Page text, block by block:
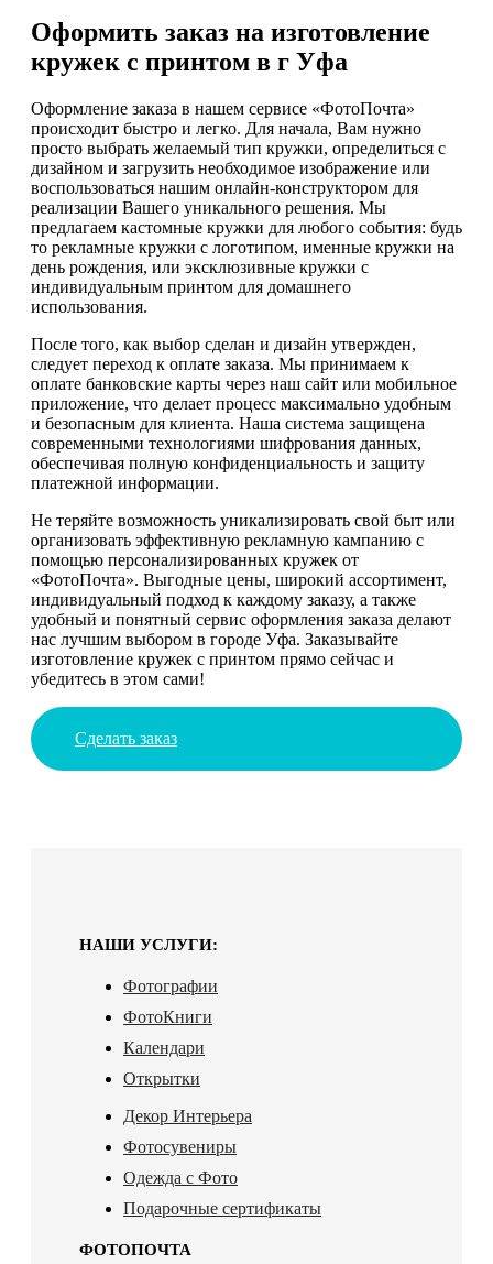
Оформить заказ на изготовление
кружек с принтом в г Уфа
Оформление заказа в нашем сервисе «ФотоПочта»
происходит быстро и легко. Для начала, Вам нужно
просто выбрать желаемый тип кружки, определиться с
дизайном и загрузить необходимое изображение или
воспользоваться нашим онлайн-конструктором для
реализации Вашего уникального решения. Мы
предлагаем кастомные кружки для любого события: будь
то рекламные кружки с логотипом, именные кружки на
день рождения, или эксклюзивные кружки с
индивидуальным принтом для домашнего
использования.
После того, как выбор сделан и дизайн утвержден,
следует переход к оплате заказа. Мы принимаем к
оплате банковские карты через наш сайт или мобильное
приложение, что делает процесс максимально удобным
и безопасным для клиента. Наша система защищена
современными технологиями шифрования данных,
обеспечивая полную конфиденциальность и защиту
платежной информации.
Не теряйте возможность уникализировать свой быт или
организовать эффективную рекламную кампанию с
помощью персонализированных кружек от
«ФотоПочта». Выгодные цены, широкий ассортимент,
индивидуальный подход к каждому заказу, а также
удобный и понятный сервис оформления заказа делают
нас лучшим выбором в городе Уфа. Заказывайте
изготовление кружек с принтом прямо сейчас и
убедитесь в этом сами!
Сделать заказ
НАШИ УСЛУГИ:
Фотографии
ФотоКниги
Календари
Открытки
Декор Интерьера
Фотосувениры
Одежда с Фото
Подарочные сертификаты
ФОТОПОЧТА